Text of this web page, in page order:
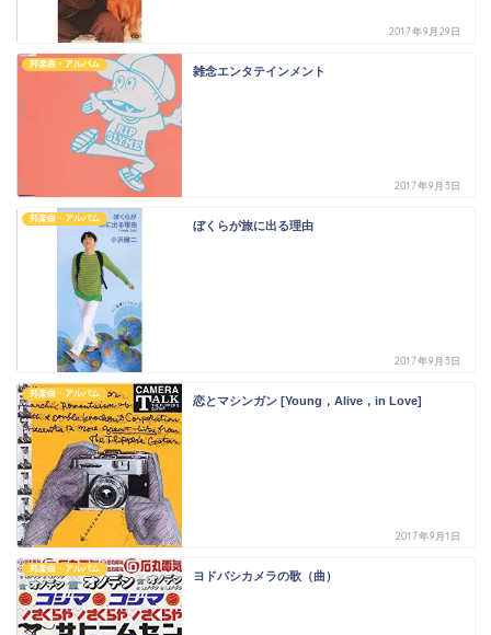
2017年9月29日
邦楽曲・アルバム
雑念エンタテインメント
2017年9月3日
邦楽曲・アルバム
ぼくらが旅に出る理由
2017年9月3日
邦楽曲・アルバム
恋とマシンガン [Young，Alive，in Love]
2017年9月1日
邦楽曲・アルバム
ヨドバシカメラの歌（曲）